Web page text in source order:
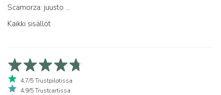
Scamorza: juusto ...
Kaikki sisällöt
4,7/5 Trustpilotissa
4,9/5 Trustcartissa